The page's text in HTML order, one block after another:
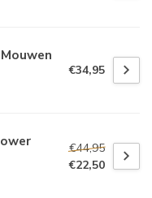
€34,95
€44,95
€22,50